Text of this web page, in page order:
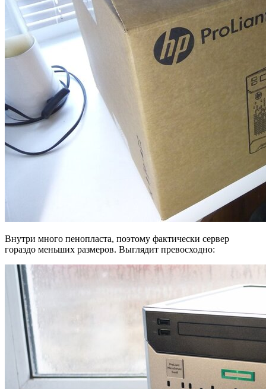
Внутри много пенопласта, поэтому фактически сервер
гораздо меньших размеров. Выглядит превосходно: